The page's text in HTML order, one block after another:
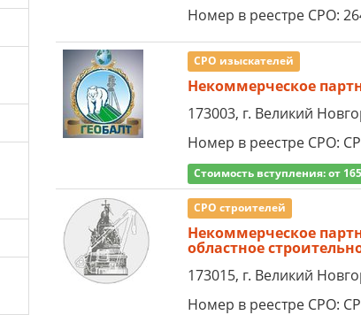
Номер в реестре СРО:
СРО изыскателей
Некоммерческое
173003, г. Великий
Номер в реестре СРО:
Стоимость вступления: от
СРО строителей
Некоммерческое
областное
173015, г. Великий
Номер в реестре СРО: